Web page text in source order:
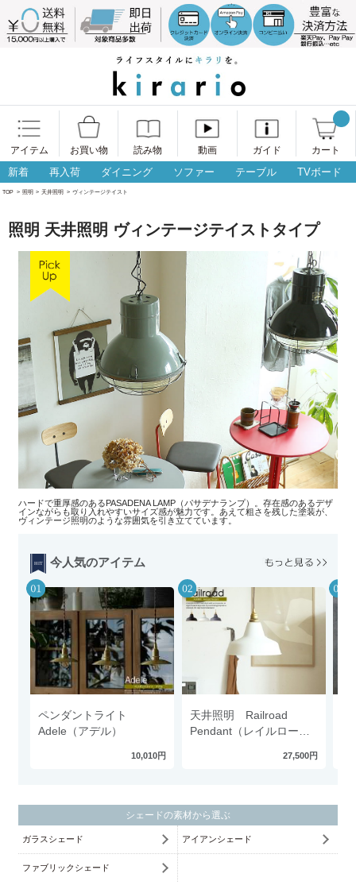
アイテム お買い物 読み物 動画 ガイド カート
新着 再入荷 ダイニング ソファー テーブル TVボード
TOP > 照明 > 天井照明 > ヴィンテージテイスト
照明 天井照明 ヴィンテージテイストタイプ
ハードで重厚感のあるPASADENA LAMP（パサデナランプ）。存在感のあるデザ
インながらも取り入れやすいサイズ感が魅力です。あえて粗さを残した塗装が、
ヴィンテージ照明のような雰囲気を引き立てています。
今人気のアイテム
ペンダントライト
Adele（アデル）
10,010円
天井照明 Railroad
Pendant（レイルロード
27,500円
シェードの素材から選ぶ
ガラスシェード アイアンシェード
ファブリックシェード